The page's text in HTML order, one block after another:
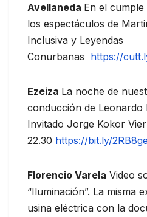
Avellaneda En el cumple
los espectáculos de
Inclusiva y Leyendas
Conurbanas https://
Ezeiza La noche de
conducción de Leonardo
Invitado Jorge Kokor
22.30 https://bit.ly/
Florencio Varela Video
“Iluminación”. La misma
usina eléctrica con la